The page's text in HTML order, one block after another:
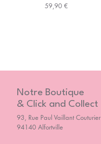
Prix
59,90 €
Notre Boutique
& Click and Collect
93, Rue Paul Vaillant Couturier
94140 Alfortville